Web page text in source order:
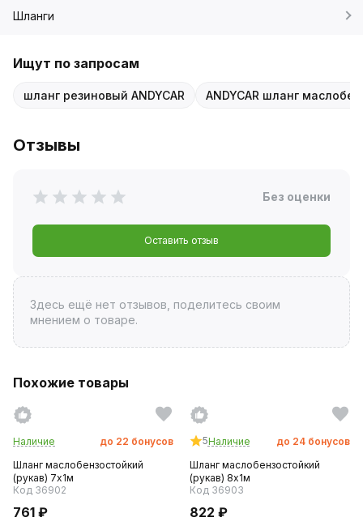
Шланги
Ищут по запросам
шланг резиновый ANDYCAR ANDYCAR шланг
Отзывы
Без оценки
Оставить отзыв
Здесь ещё нет отзывов, поделитесь своим
мнением о товаре.
Похожие товары
Наличие до 22 бонусов
Шланг маслобензостойкий
(рукав) 7х1м
Код 36902
761 ₽
5Наличие до 24 бонусов
Шланг маслобензостойкий
(рукав) 8х1м
Код 36903
822 ₽